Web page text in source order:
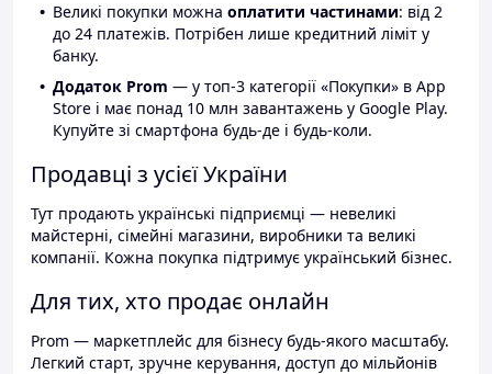
Великі покупки можна оплатити частинами: від 2
до 24 платежів. Потрібен лише кредитний ліміт у
банку.
Додаток Prom — у топ-3 категорії «Покупки» в App
Store і має понад 10 млн завантажень у Google Play.
Купуйте зі смартфона будь-де і будь-коли.
Продавці з усієї України
Тут продають українські підприємці — невеликі
майстерні, сімейні магазини, виробники та великі
компанії. Кожна покупка підтримує український бізнес.
Для тих, хто продає онлайн
Prom — маркетплейс для бізнесу будь-якого масштабу.
Легкий старт, зручне керування, доступ до мільйонів